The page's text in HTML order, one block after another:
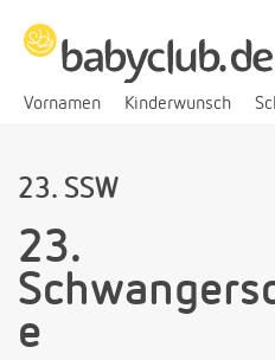
Vornamen Kinderwunsch
23. SSW
23.
e